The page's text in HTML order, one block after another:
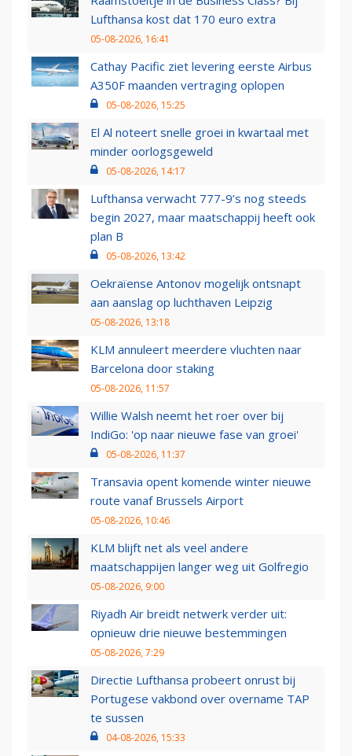
Lufthansa kost dat 170 euro extra
05-08-2026, 16:41
Cathay Pacific ziet levering eerste Airbus
A350F maanden vertraging oplopen
05-08-2026, 15:25
El Al noteert snelle groei in kwartaal met
minder oorlogsgeweld
05-08-2026, 14:17
Lufthansa verwacht 777-9’s nog steeds
begin 2027, maar maatschappij heeft ook
plan B
05-08-2026, 13:42
Oekraïense Antonov mogelijk ontsnapt
aan aanslag op luchthaven Leipzig
05-08-2026, 13:18
KLM annuleert meerdere vluchten naar
Barcelona door staking
05-08-2026, 11:57
Willie Walsh neemt het roer over bij
IndiGo: 'op naar nieuwe fase van groei'
05-08-2026, 11:37
Transavia opent komende winter nieuwe
route vanaf Brussels Airport
05-08-2026, 10:46
KLM blijft net als veel andere
maatschappijen langer weg uit Golfregio
05-08-2026, 9:00
Riyadh Air breidt netwerk verder uit:
opnieuw drie nieuwe bestemmingen
05-08-2026, 7:29
Directie Lufthansa probeert onrust bij
Portugese vakbond over overname TAP
te sussen
04-08-2026, 15:33